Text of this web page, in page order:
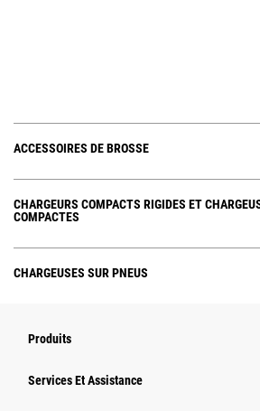
ACCESSOIRES DE BROSSE
CHARGEURS COMPACTS RIGIDES ET
COMPACTES
CHARGEUSES SUR PNEUS
Produits
Services Et Assistance